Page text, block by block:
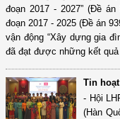
đoạn 2017 - 2027” (Đề
đoạn 2017 - 2025 (Đề án
vận động “Xây dựng gia
đã đạt được những kết
Tin
- Hội
(Hàn